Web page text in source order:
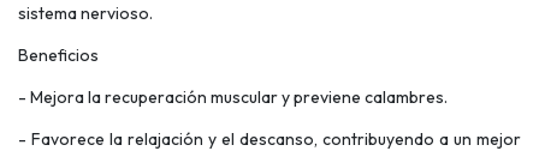
sistema nervioso.
Beneficios
- Mejora la recuperación muscular y previene calambres.
- Favorece la relajación y el descanso, contribuyendo a un mejor